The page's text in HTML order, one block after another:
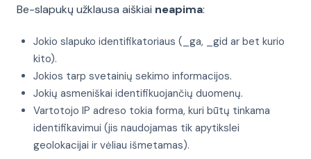
Be-slapukų užklausa aiškiai neapima:
Jokio slapuko identifikatoriaus (_ga, _gid ar bet kurio
kito).
Jokios tarp svetainių sekimo informacijos.
Jokių asmeniškai identifikuojančių duomenų.
Vartotojo IP adreso tokia forma, kuri būtų tinkama
identifikavimui (jis naudojamas tik apytikslei
geolokacijai ir vėliau išmetamas).